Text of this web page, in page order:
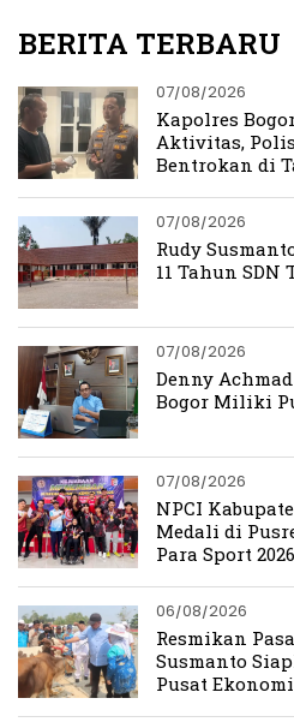
BERITA TERBARU
07/08/2026
Kapolres
Aktivitas,
Bentrokan di
07/08/2026
Rudy
11 Tahun SDN
07/08/2026
Denny
Bogor Miliki
07/08/2026
NPCI
Medali di
Para Sport 2026
06/08/2026
Resmikan
Susmanto
Pusat